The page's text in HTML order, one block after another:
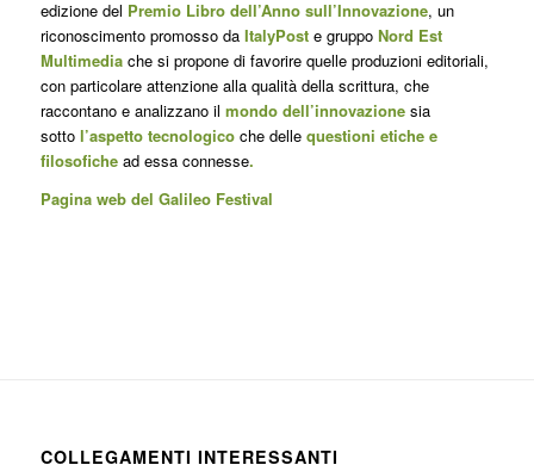
edizione del Premio Libro dell’Anno sull’Innovazione, un
riconoscimento promosso da ItalyPost e gruppo Nord Est
Multimedia che si propone di favorire quelle produzioni editoriali,
con particolare attenzione alla qualità della scrittura, che
raccontano e analizzano il mondo dell’innovazionesia
sotto l’aspetto tecnologico che delle questioni etiche e
filosofichead essa connesse.
Pagina web del Galileo Festival
COLLEGAMENTI INTERESSANTI